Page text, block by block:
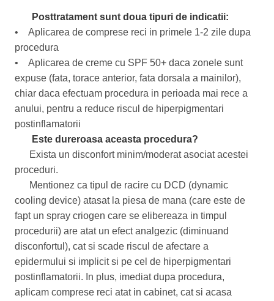
Posttratament sunt doua tipuri de indicatii:
• Aplicarea de comprese reci in primele 1-2 zile dupa
procedura
• Aplicarea de creme cu SPF 50+ daca zonele sunt
expuse (fata, torace anterior, fata dorsala a mainilor),
chiar daca efectuam procedura in perioada mai rece a
anului, pentru a reduce riscul de hiperpigmentari
postinflamatorii
Este dureroasa aceasta procedura?
Exista un disconfort minim/moderat asociat acestei
proceduri.
Mentionez ca tipul de racire cu DCD (dynamic
cooling device) atasat la piesa de mana (care este de
fapt un spray criogen care se elibereaza in timpul
procedurii) are atat un efect analgezic (diminuand
disconfortul), cat si scade riscul de afectare a
epidermului si implicit si pe cel de hiperpigmentari
postinflamatorii. In plus, imediat dupa procedura,
aplicam comprese reci atat in cabinet, cat si acasa